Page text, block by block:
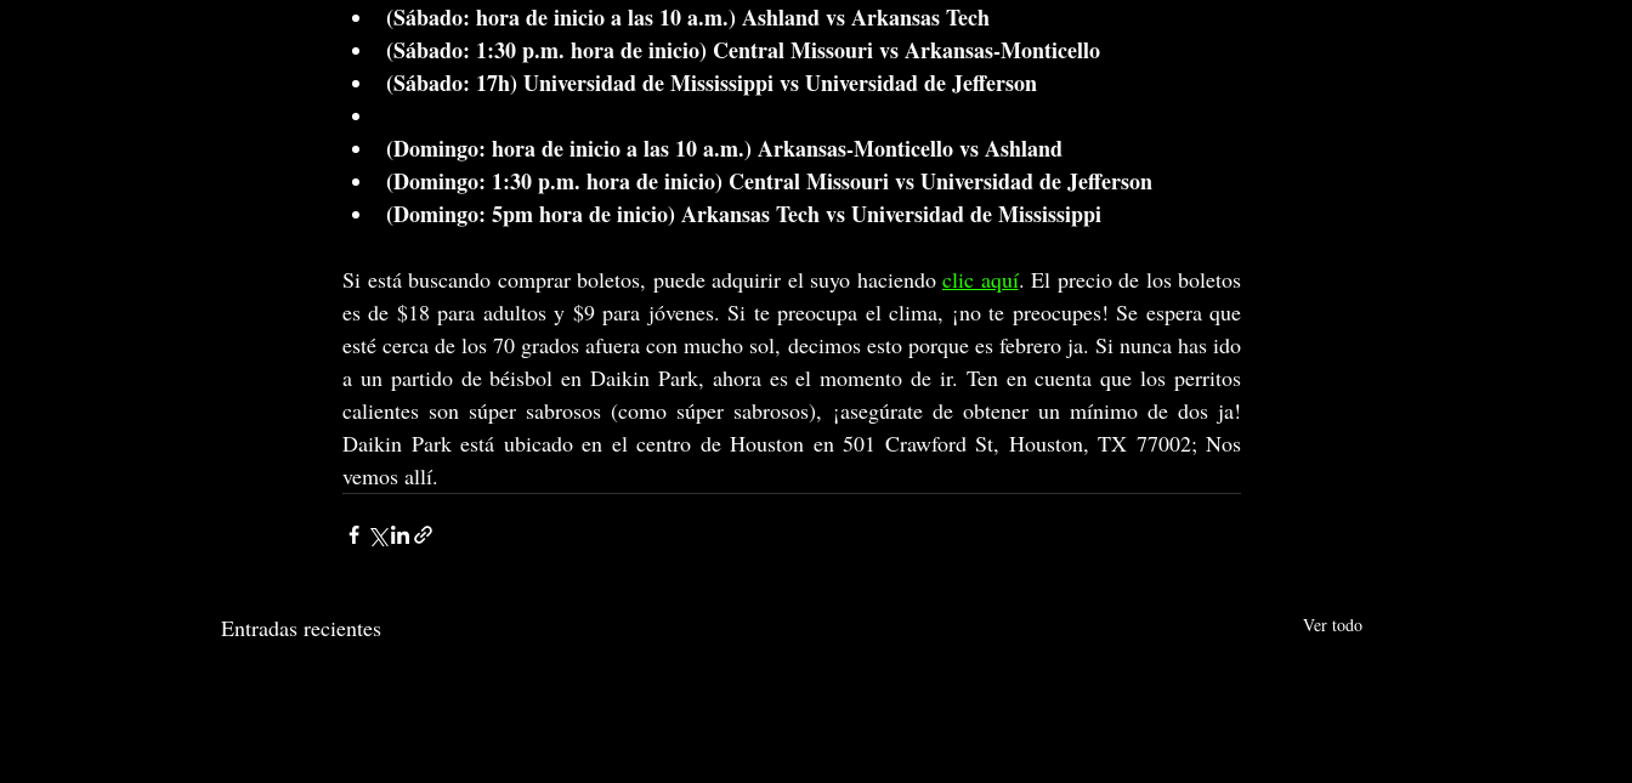
(Sábado: hora de inicio a las 10 a.m.) Ashland vs Arkansas Tech
(Sábado: 1:30 p.m. hora de inicio) Central Missouri vs Arkansas-Monticello
(Sábado: 17h) Universidad de Mississippi vs Universidad de Jefferson
(Domingo: hora de inicio a las 10 a.m.) Arkansas-Monticello vs Ashland
(Domingo: 1:30 p.m. hora de inicio) Central Missouri vs Universidad de Jefferson
(Domingo: 5pm hora de inicio) Arkansas Tech vs Universidad de Mississippi
Si está buscando comprar boletos, puede adquirir el suyo haciendo clic aquí. El precio de los boletos
es de $18 para adultos y $9 para jóvenes. Si te preocupa el clima, ¡no te preocupes! Se espera que
esté cerca de los 70 grados afuera con mucho sol, decimos esto porque es febrero ja. Si nunca has ido
a un partido de béisbol en Daikin Park, ahora es el momento de ir. Ten en cuenta que los perritos
calientes son súper sabrosos (como súper sabrosos), ¡asegúrate de obtener un mínimo de dos ja!
Daikin Park está ubicado en el centro de Houston en 501 Crawford St, Houston, TX 77002; Nos
vemos allí.
Entradas recientes Ver todo